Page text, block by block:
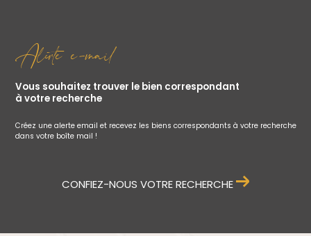
Alerte e-mail
vous souhaitez trouver le bien correspondant
à votre recherche
Créez une alerte email et recevez les biens correspondants à votre recherche
dans votre boîte mail !
CONFIEZ-NOUS VOTRE RECHERCHE